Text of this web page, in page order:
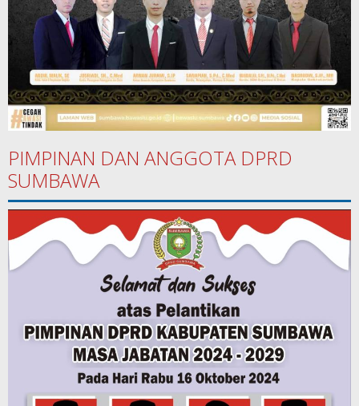
PIMPINAN DAN ANGGOTA DPRD
SUMBAWA